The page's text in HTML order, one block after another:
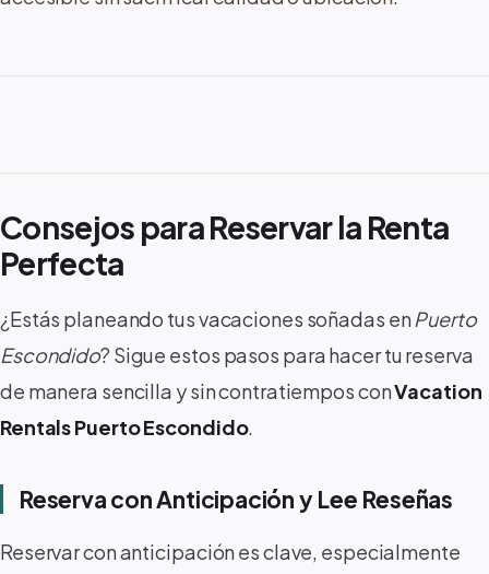
Consejos para Reservar la Renta
Perfecta
¿Estás planeando tus vacaciones soñadas enPuerto
Escondido? Sigue estos pasos para hacer tu reserva
de manera sencilla y sin contratiempos conVacation
Rentals Puerto Escondido.
Reserva con Anticipación y Lee Reseñas
Reservar con anticipación es clave, especialmente